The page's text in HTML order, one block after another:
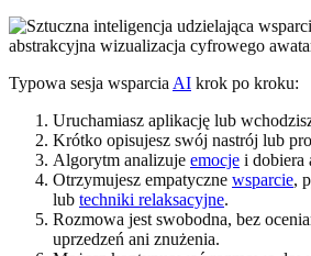
Typowa sesja wsparcia AI krok po kroku:
Uruchamiasz aplikację lub
Krótko opisujesz swój nastrój lub
Algorytm analizuje emocje i dobiera
Otrzymujesz empatyczne wsparcie,
lub techniki relaksacyjne.
Rozmowa jest swobodna, bez
uprzedzeń ani znużenia.